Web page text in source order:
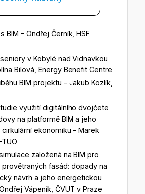
BIM – Ondřej Černík, HSF
v Kobylé nad Vidnavkou
Bilová, Energy Benefit Centre
BIM projektu – Jakub Kozlík,
využití digitálního dvojčete
na platformě BIM a jeho
ekonomiku – Marek
založená na BIM pro
provětraných fasád: dopady na
návrh a jeho energetickou
Vápeník, ČVUT v Praze